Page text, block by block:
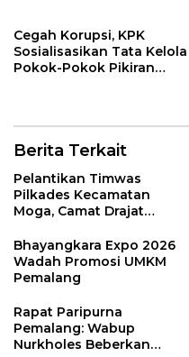
Cegah Korupsi, KPK
Sosialisasikan Tata Kelola
Pokok-Pokok Pikiran
Berita Terkait
Pelantikan Timwas
Pilkades Kecamatan
Moga, Camat Drajat
Larangan
Bhayangkara Expo 2026
Wadah Promosi UMKM
Pemalang
Rapat Paripurna
Pemalang: Wabup
Nurkholes Beberkan